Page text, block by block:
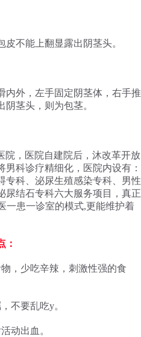
不能上翻显露出阴茎头。
内外，左手固定阴茎体，右手推
阴茎头，则为包茎。
院，医院自建院后，沐改革开放
科诊疗精细化，医院内设有：
专科、泌尿生殖感染专科、男性
尿结石专科六大服务项目，真正
一患一诊室的模式,更能维护着
：
，少吃辛辣，刺激性强的食
不要乱吃y。
动出血。